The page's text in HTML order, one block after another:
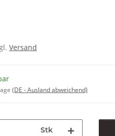
Versand
(DE - Ausland abweichend)
Stk